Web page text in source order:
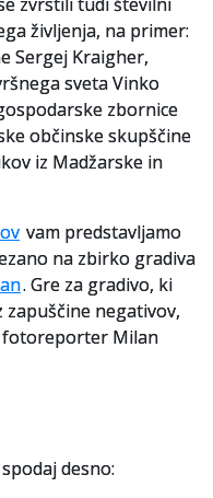
življenja, na primer:
Sergej Kraigher,
sveta Vinko
zbornice
občinske skupščine
iz Madžarske in
vam predstavljamo
na zbirko gradiva
. Gre za gradivo, ki
negativov,
fotoreporter Milan
desno: